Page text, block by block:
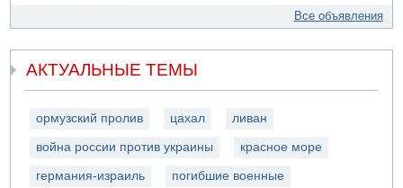
Все объявления
АКТУАЛЬНЫЕ ТЕМЫ
ормузский пролив цахал ливан
война россии против украины красное море
германия-израиль погибшие военные